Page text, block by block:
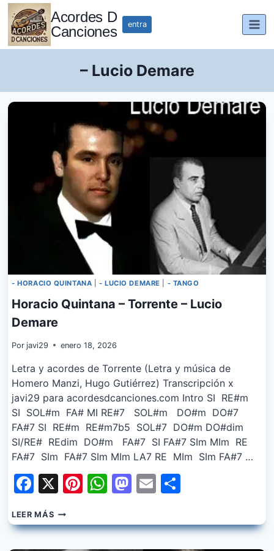
Saltar
contenido
Acordes D
Canciones
entra
– Lucio Demare
- HORACIO QUINTANA - LUCIO DEMARE - TANGO
Horacio Quintana – Torrente – Lucio
Demare
Por javi29 enero 18, 2026
Letra y acordes de Torrente (Letra y música de
Homero Manzi, Hugo Gutiérrez) Transcripción x
javi29 para acordesdcanciones.com Intro SI RE#m
SI SOL#m FA# MI RE#7 SOL#m DO#m DO#7
FA#7 SI RE#m RE#m7b5 SOL#7 DO#m DO#dim
SI/RE# REdim DO#m FA#7 SI FA#7 SIm MIm RE
FA#7 SIm FA#7 SIm MIm LA7 RE MIm SIm FA#7 …
Facebook
X Pinterest
WhatsApp
Mastodon
Email
LEER MÁSHORACIO
QUINTANA
–